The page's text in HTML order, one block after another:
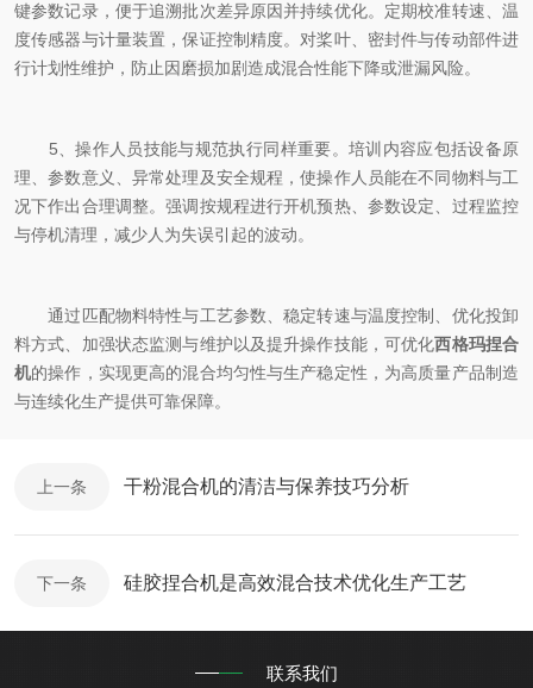
键参数记录，便于追溯批次差异原因并持续优化。定期校准转速、温
度传感器与计量装置，保证控制精度。对桨叶、密封件与传动部件进
行计划性维护，防止因磨损加剧造成混合性能下降或泄漏风险。
5、操作人员技能与规范执行同样重要。培训内容应包括设备原
理、参数意义、异常处理及安全规程，使操作人员能在不同物料与工
况下作出合理调整。强调按规程进行开机预热、参数设定、过程监控
与停机清理，减少人为失误引起的波动。
通过匹配物料特性与工艺参数、稳定转速与温度控制、优化投卸
料方式、加强状态监测与维护以及提升操作技能，可优化西格玛捏合
机的操作，实现更高的混合均匀性与生产稳定性，为高质量产品制造
与连续化生产提供可靠保障。
上一条 干粉混合机的清洁与保养技巧分析
下一条 硅胶捏合机是高效混合技术优化生产工艺
联系我们